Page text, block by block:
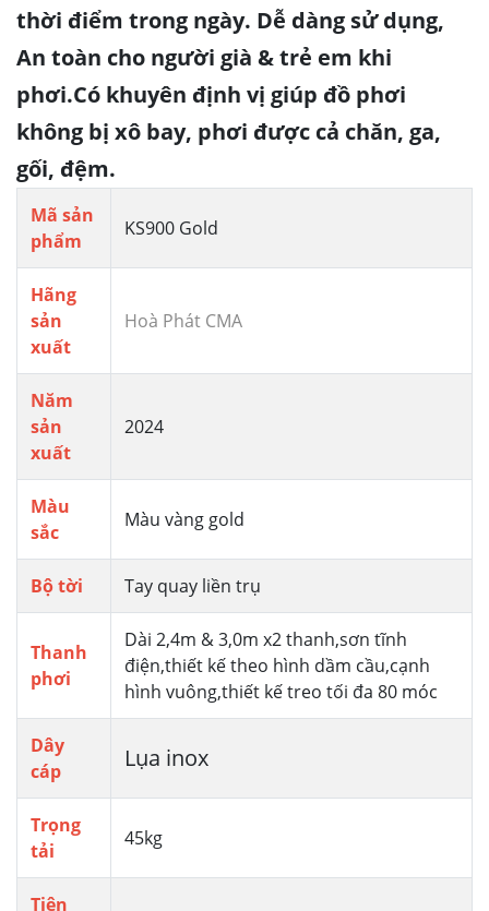
thời điểm trong ngày. Dễ dàng sử dụng,
An toàn cho người già & trẻ em khi
phơi.Có khuyên định vị giúp đồ phơi
không bị xô bay, phơi được cả chăn, ga,
gối, đệm.
Mã sản
phẩm
KS900 Gold
Hãng
sản
xuất
Hoà Phát CMA
Năm
sản
xuất
2024
Màu
sắc
Màu vàng gold
Bộ tời Tay quay liền trụ
Thanh
phơi
Dài 2,4m & 3,0m x2 thanh,sơn tĩnh
điện,thiết kế theo hình dầm cầu,cạnh
hình vuông,thiết kế treo tối đa 80 móc
Dây
cáp
Lụa inox
Trọng
tải
45kg
Tiện